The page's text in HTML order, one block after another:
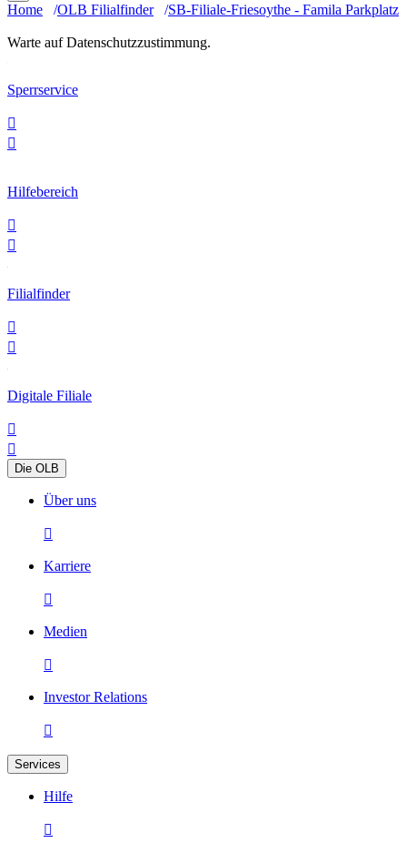
Home OLB Filialfinder SB-Filiale-Friesoythe - Famila Parkplatz
Warte auf Datenschutzzustimmung.
Sperrservice


Hilfebereich


Filialfinder


Digitale Filiale


Die OLB
Über uns

Karriere

Medien

Investor Relations

Services
Hilfe
